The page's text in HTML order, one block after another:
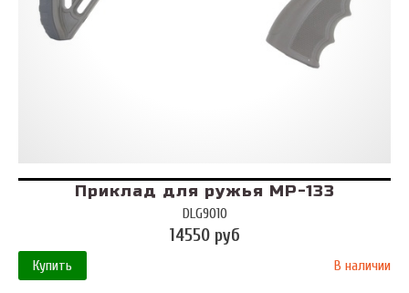
Приклад для ружья МР-133
DLG9010
14550 руб
Купить В наличии